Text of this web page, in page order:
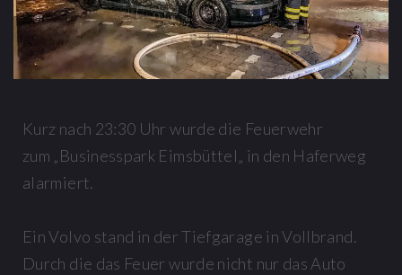
Kurz nach 23:30 Uhr wurde die Feuerwehr
zum „Businesspark Eimsbüttel„ in den Haferweg
alarmiert.
Ein Volvo stand in der Tiefgarage in Vollbrand.
Durch die das Feuer wurde nicht nur das Auto